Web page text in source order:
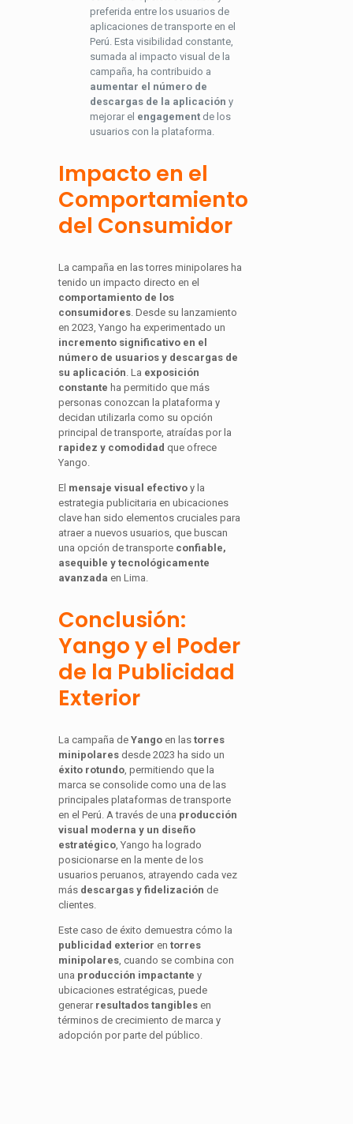
preferida entre los usuarios de
aplicaciones de transporte en el
Perú. Esta visibilidad constante,
sumada al impacto visual de la
campaña, ha contribuido a
aumentar el número de
descargas de la aplicación y
mejorar el engagement de los
usuarios con la plataforma.
Impacto en el
Comportamiento
del Consumidor
La campaña en las torres minipolares ha
tenido un impacto directo en el
comportamiento de los
consumidores . Desde su lanzamiento
en 2023, Yango ha experimentado un
incremento significativo en el
número de usuarios y descargas de
su aplicación . La exposición
constante ha permitido que más
personas conozcan la plataforma y
decidan utilizarla como su opción
principal de transporte, atraídas por la
rapidez y comodidad que ofrece
Yango.
El mensaje visual efectivo y la
estrategia publicitaria en ubicaciones
clave han sido elementos cruciales para
atraer a nuevos usuarios, que buscan
una opción de transporte confiable,
asequible y tecnológicamente
avanzada en Lima.
Conclusión:
Yango y el Poder
de la Publicidad
Exterior
La campaña de Yango en las torres
minipolares desde 2023 ha sido un
éxito rotundo , permitiendo que la
marca se consolide como una de las
principales plataformas de transporte
en el Perú. A través de una producción
visual moderna y un diseño
estratégico , Yango ha logrado
posicionarse en la mente de los
usuarios peruanos, atrayendo cada vez
más descargas y fidelización de
clientes.
Este caso de éxito demuestra cómo la
publicidad exterior en torres
minipolares , cuando se combina con
una producción impactante y
ubicaciones estratégicas, puede
generar resultados tangibles en
términos de crecimiento de marca y
adopción por parte del público.